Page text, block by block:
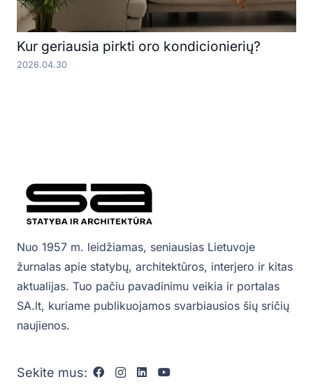
Kur geriausia pirkti oro kondicionierių?
2026.04.30
Nuo 1957 m. leidžiamas, seniausias Lietuvoje
žurnalas apie statybų, architektūros, interjero ir kitas
aktualijas. Tuo pačiu pavadinimu veikia ir portalas
SA.lt, kuriame publikuojamos svarbiausios šių sričių
naujienos.
Sekite mus: